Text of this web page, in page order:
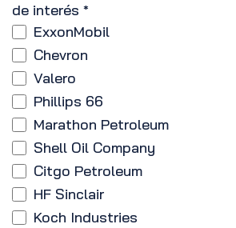
de interés *
ExxonMobil
Chevron
Valero
Phillips 66
Marathon Petroleum
Shell Oil Company
Citgo Petroleum
HF Sinclair
Koch Industries